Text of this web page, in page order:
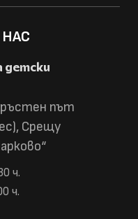
НАС
детски
път
Срещу
ч.
ч.